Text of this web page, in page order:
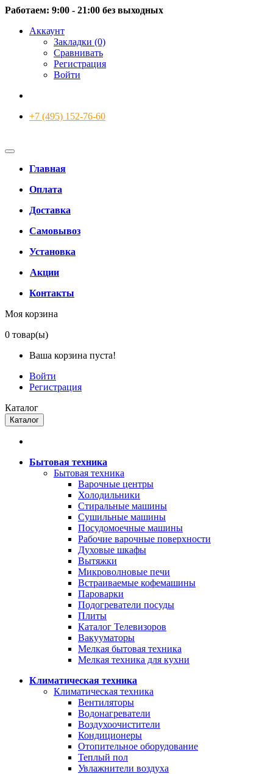
Работаем: 9:00 - 21:00 без выходных
Аккаунт
Закладки (0)
Сравнивать
Регистрация
Войти
+7 (495) 152-76-60
Главная
Оплата
Доставка
Самовывоз
Установка
Акции
Контакты
Моя корзина
0 товар(ы)
Ваша корзина пуста!
Войти
Регистрация
Каталог
Каталог
Бытовая техника
Бытовая техника
Варочные центры
Холодильники
Стиральные машины
Сушильные машины
Посудомоечные машины
Рабочие варочные поверхности
Духовые шкафы
Вытяжки
Микроволновые печи
Встраиваемые кофемашины
Пароварки
Подогреватели посуды
Плиты
Каталог Телевизоров
Вакууматоры
Мелкая бытовая техника
Мелкая техника для кухни
Климатическая техника
Климатическая техника
Вентиляторы
Водонагреватели
Воздухоочистители
Кондиционеры
Отопительное оборудование
Теплый пол
Увлажнители воздуха